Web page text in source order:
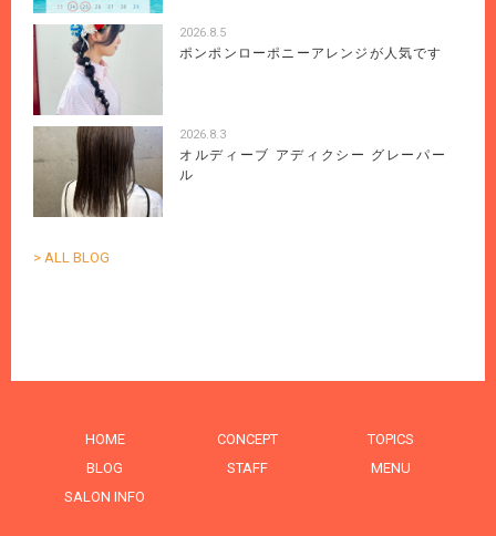
2026.8.5
ポンポンローポニーアレンジが人気です
2026.8.3
オルディーブ アディクシー グレーパー
ル
> ALL BLOG
HOME CONCEPT
TOPICS
BLOG
STAFF
MENU
SALON INFO